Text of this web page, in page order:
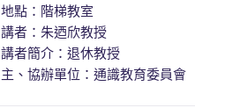
地點：階梯教室
講者：朱迺欣教授
講者簡介：退休教授
主、協辦單位：通識教育委員會